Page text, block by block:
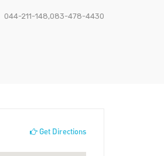
044-211-148,083-478-4430
Get Directions